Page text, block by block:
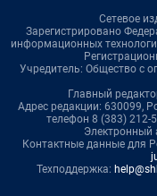
Сетевое
Зарегистрировано
информационных
Учредитель: Общество с
Главный
Адрес редакции: 630099,
телефон 8 (383) 212-
Электронный
Контактные данные для
Техподдержка: